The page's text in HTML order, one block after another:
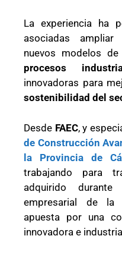
La experiencia ha
asociadas
nuevos modelos de
procesos
innovadoras para
sostenibilidad del
Desde FAEC, y
de Construcción
la Provincia de
trabajando para
adquirido
empresarial de la
apuesta por una
innovadora e